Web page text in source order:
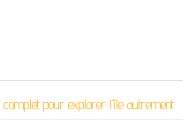
pour explorer l’île autrement